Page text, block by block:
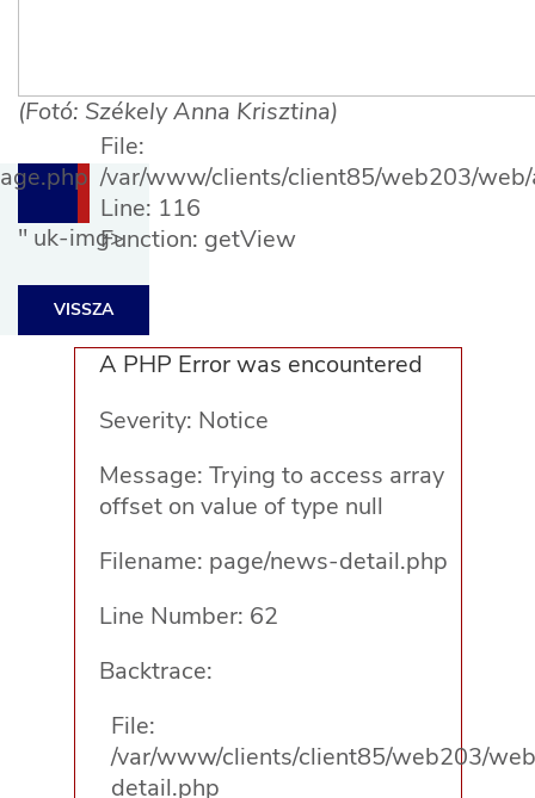
(Fotó: Székely Anna Krisztina)
File:
/var/www/clients/client85/web203/
Line: 116
Function: getView
" uk-img>
VISSZA
A PHP Error was encountered
Severity: Notice
Message: Trying to access array
offset on value of type null
Filename: page/news-detail.php
Line Number: 62
Backtrace:
File:
/var/www/clients/client85/web203/
detail.php